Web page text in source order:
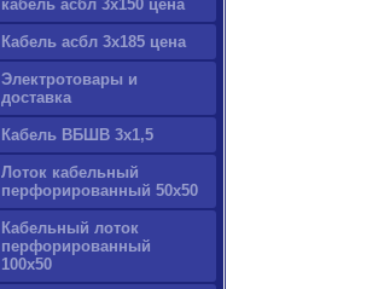
кабель асбл 3х150 цена
Кабель асбл 3х185 цена
Электротовары и
доставка
Кабель ВБШВ 3х1,5
Лоток кабельный
перфорированный 50х50
Кабельный лоток
перфорированный
100х50